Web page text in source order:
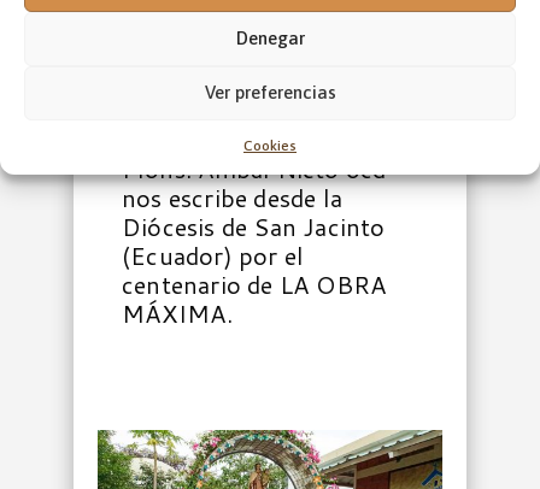
Denegar
Ver preferencias
Cookies
ECUADOR
Diócesis de San
Jacinto
Mons. Aníbal Nieto ocd
nos escribe desde la
Diócesis de San Jacinto
(Ecuador) por el
centenario de LA OBRA
MÁXIMA.